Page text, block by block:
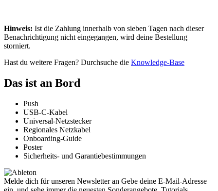
Hinweis: Ist die Zahlung innerhalb von sieben Tagen nach dieser
Benachrichtigung nicht eingegangen, wird deine Bestellung
storniert.
Hast du weitere Fragen? Durchsuche die Knowledge-Base
Das ist an Bord
Push
USB-C-Kabel
Universal-Netzstecker
Regionales Netzkabel
Onboarding-Guide
Poster
Sicherheits- und Garantiebestimmungen
Melde dich für unseren Newsletter an Gebe deine E-Mail-Adresse